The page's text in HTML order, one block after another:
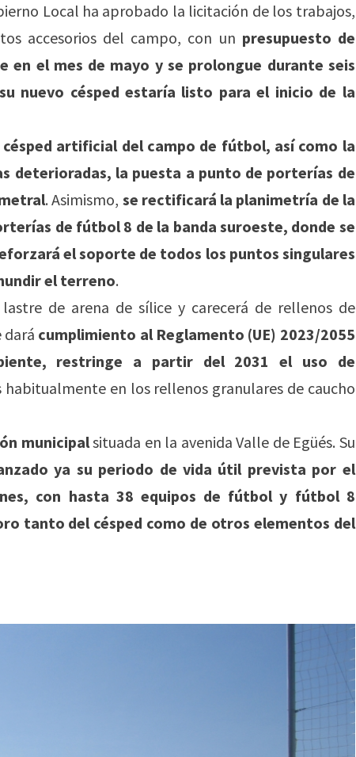
Local ha aprobado la licitación de los trabajos,
accesorios del campo, con un presupuesto de
en el mes de mayo y se prolongue durante seis
nuevo césped estaría listo para el inicio de la
artificial del campo de fútbol, así como la
deterioradas, la puesta a punto de porterías de
. Asimismo, se rectificará la planimetría de la
de fútbol 8 de la banda suroeste, donde se
el soporte de todos los puntos singulares
el terreno.
de arena de sílice y carecerá de rellenos de
dará cumplimiento al Reglamento (UE) 2023/2055
restringe a partir del 2031 el uso de
habitualmente en los rellenos granulares de caucho
municipalsituada en la avenida Valle de Egüés. Su
ya su periodo de vida útil prevista por el
con hasta 38 equipos de fútbol y fútbol 8
tanto del césped como de otros elementos del